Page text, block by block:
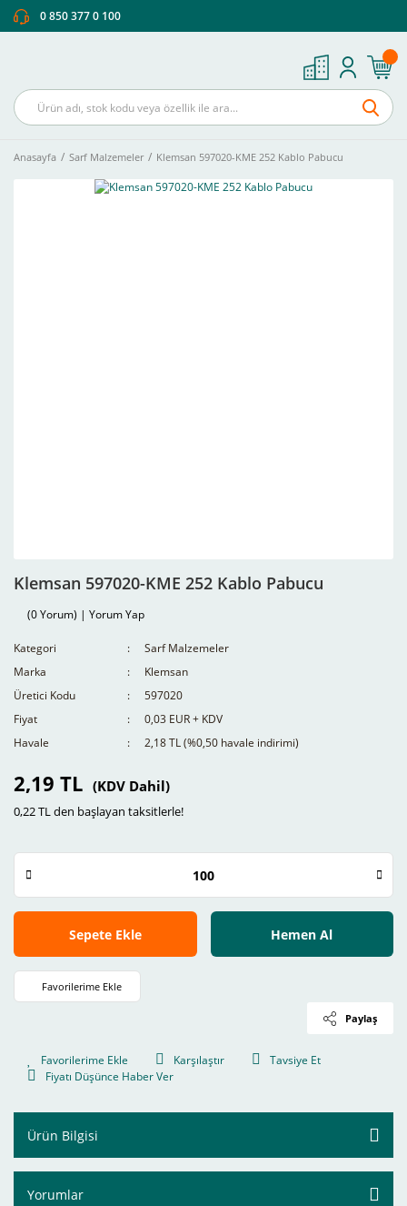
0 850 377 0 100
Anasayfa Sarf Malzemeler Klemsan 597020-KME 252 Kablo Pabucu
Klemsan 597020-KME 252 Kablo Pabucu
(0 Yorum) | Yorum Yap
Kategori
Sarf Malzemeler
Marka
Klemsan
Üretici Kodu
597020
Fiyat
0,03 EUR + KDV
Havale
2,18 TL (%0,50 havale indirimi)
2,19 TL (KDV Dahil)
0,22 TL den başlayan taksitlerle!
Sepete Ekle Hemen Al
Paylaş
Karşılaştır
Tavsiye Et
Fiyatı Düşünce Haber Ver
Ürün Bilgisi
Yorumlar